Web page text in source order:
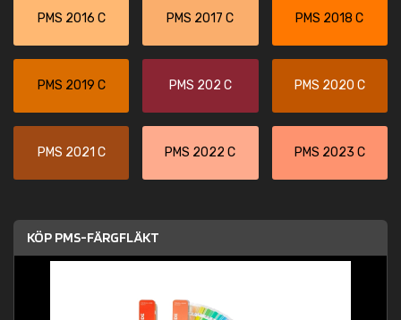
PMS 2016 C PMS 2017 C PMS 2018 C
PMS 2019 C PMS 202 C PMS 2020 C
PMS 2021 C PMS 2022 C PMS 2023 C
KÖP PMS-FÄRGFLÄKT